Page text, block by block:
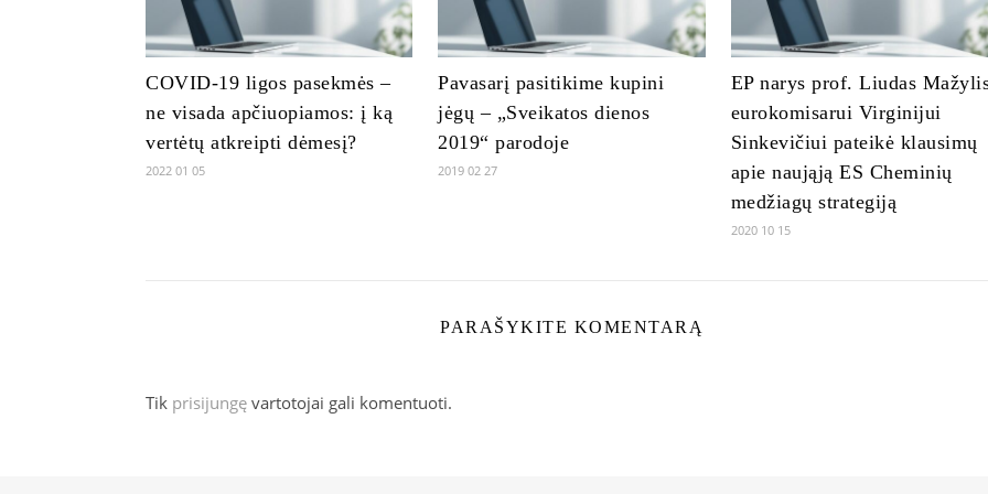
COVID-19 ligos pasekmės –
ne visada apčiuopiamos: į ką
vertėtų atkreipti dėmesį?
2022 01 05
Pavasarį pasitikime kupini
jėgų – „Sveikatos dienos
2019“ parodoje
2019 02 27
EP narys prof. Liudas
eurokomisarui Virginijui
Sinkevičiui pateikė klausimų
apie naująją ES Cheminių
medžiagų strategiją
2020 10 15
PARAŠYKITE KOMENTARĄ
Tik prisijungę vartotojai gali komentuoti.